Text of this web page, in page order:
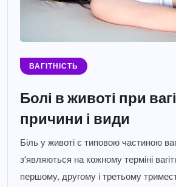
ВАГІТНІСТЬ
Болі в животі при
причини і види
Біль у животі є типовою частиною
з’являються на кожному терміні
першому, другому і третьому